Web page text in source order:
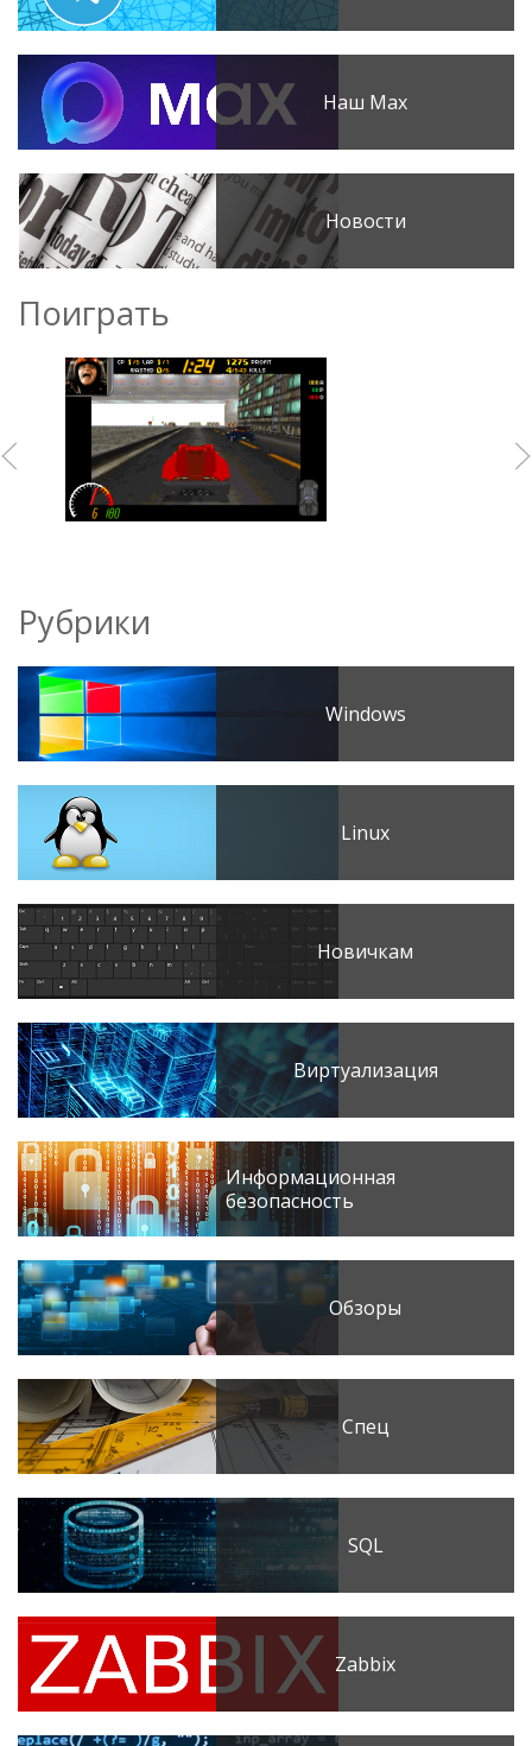
Наш Max
Новости
Поиграть
Рубрики
Windows
Linux
Новичкам
Виртуализация
Информационная
безопасность
Обзоры
Спец
SQL
Zabbix